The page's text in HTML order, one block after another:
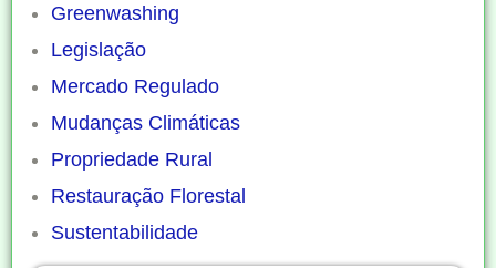
Greenwashing
Legislação
Mercado Regulado
Mudanças Climáticas
Propriedade Rural
Restauração Florestal
Sustentabilidade